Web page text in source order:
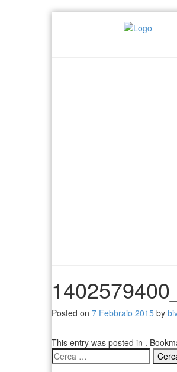
Posted on 7 Febbraio 2015 by
This entry was posted in .
Ricerca
per: